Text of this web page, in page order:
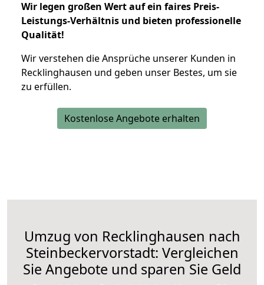
Wir legen großen Wert auf ein faires Preis-
Leistungs-Verhältnis und bieten professionelle
Qualität!
Wir verstehen die Ansprüche unserer Kunden in
Recklinghausen und geben unser Bestes, um sie
zu erfüllen.
Kostenlose Angebote erhalten
Umzug von Recklinghausen nach
Steinbeckervorstadt: Vergleichen
Sie Angebote und sparen Sie Geld